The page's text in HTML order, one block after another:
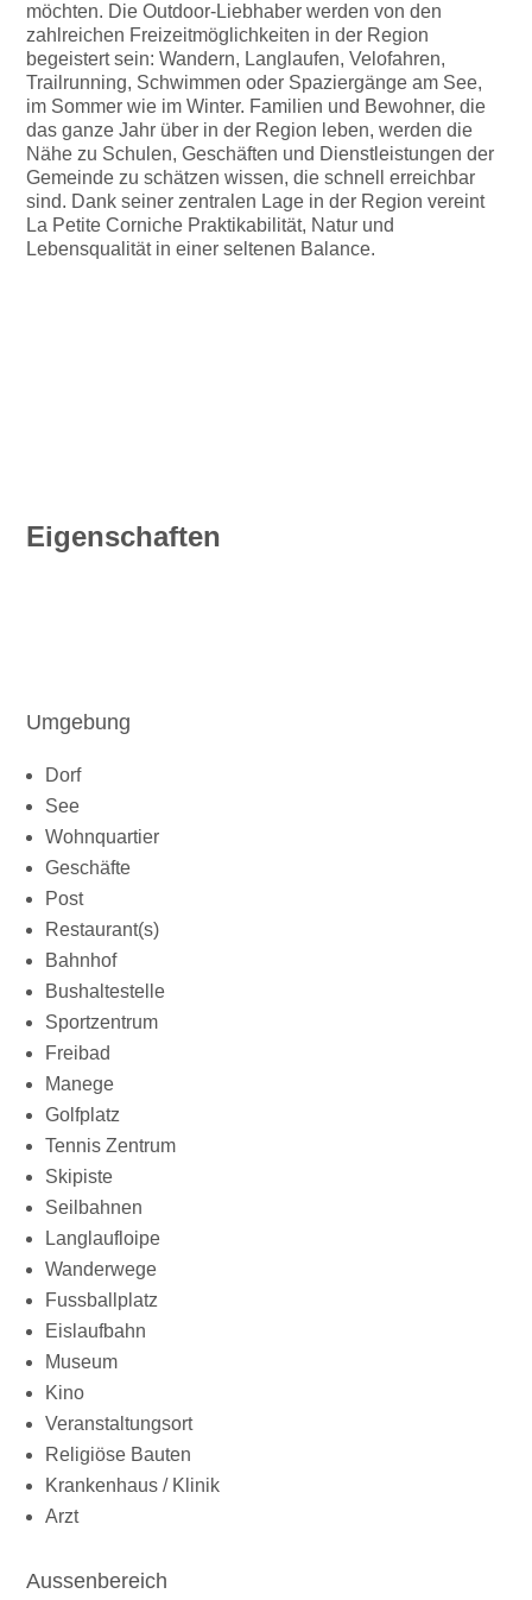
möchten. Die Outdoor-Liebhaber werden von den
zahlreichen Freizeitmöglichkeiten in der Region
begeistert sein: Wandern, Langlaufen, Velofahren,
Trailrunning, Schwimmen oder Spaziergänge am See,
im Sommer wie im Winter. Familien und Bewohner, die
das ganze Jahr über in der Region leben, werden die
Nähe zu Schulen, Geschäften und Dienstleistungen der
Gemeinde zu schätzen wissen, die schnell erreichbar
sind. Dank seiner zentralen Lage in der Region vereint
La Petite Corniche Praktikabilität, Natur und
Lebensqualität in einer seltenen Balance.
Eigenschaften
Umgebung
Dorf
See
Wohnquartier
Geschäfte
Post
Restaurant(s)
Bahnhof
Bushaltestelle
Sportzentrum
Freibad
Manege
Golfplatz
Tennis Zentrum
Skipiste
Seilbahnen
Langlaufloipe
Wanderwege
Fussballplatz
Eislaufbahn
Museum
Kino
Veranstaltungsort
Religiöse Bauten
Krankenhaus / Klinik
Arzt
Aussenbereich